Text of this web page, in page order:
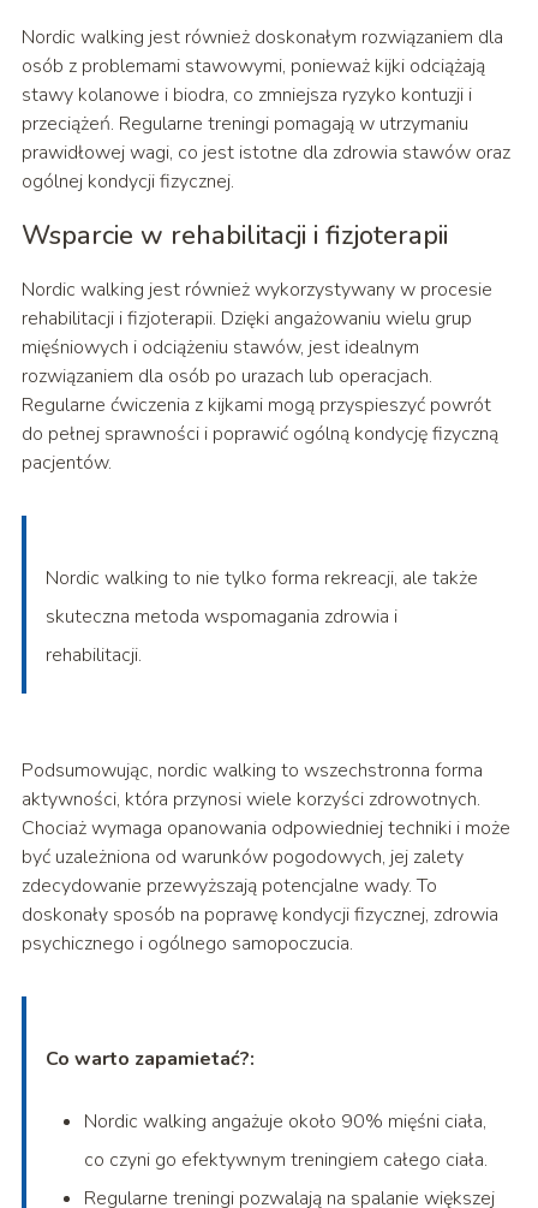
Nordic walking jest również doskonałym rozwiązaniem dla
osób z problemami stawowymi, ponieważ kijki odciążają
stawy kolanowe i biodra, co zmniejsza ryzyko kontuzji i
przeciążeń. Regularne treningi pomagają w utrzymaniu
prawidłowej wagi, co jest istotne dla zdrowia stawów oraz
ogólnej kondycji fizycznej.
Wsparcie w rehabilitacji i fizjoterapii
Nordic walking jest również wykorzystywany w procesie
rehabilitacji i fizjoterapii. Dzięki angażowaniu wielu grup
mięśniowych i odciążeniu stawów, jest idealnym
rozwiązaniem dla osób po urazach lub operacjach.
Regularne ćwiczenia z kijkami mogą przyspieszyć powrót
do pełnej sprawności i poprawić ogólną kondycję fizyczną
pacjentów.
Nordic walking to nie tylko forma rekreacji, ale także
skuteczna metoda wspomagania zdrowia i
rehabilitacji.
Podsumowując, nordic walking to wszechstronna forma
aktywności, która przynosi wiele korzyści zdrowotnych.
Chociaż wymaga opanowania odpowiedniej techniki i może
być uzależniona od warunków pogodowych, jej zalety
zdecydowanie przewyższają potencjalne wady. To
doskonały sposób na poprawę kondycji fizycznej, zdrowia
psychicznego i ogólnego samopoczucia.
Co warto zapamietać?:
Nordic walking angażuje około 90% mięśni ciała,
co czyni go efektywnym treningiem całego ciała.
Regularne treningi pozwalają na spalanie większej